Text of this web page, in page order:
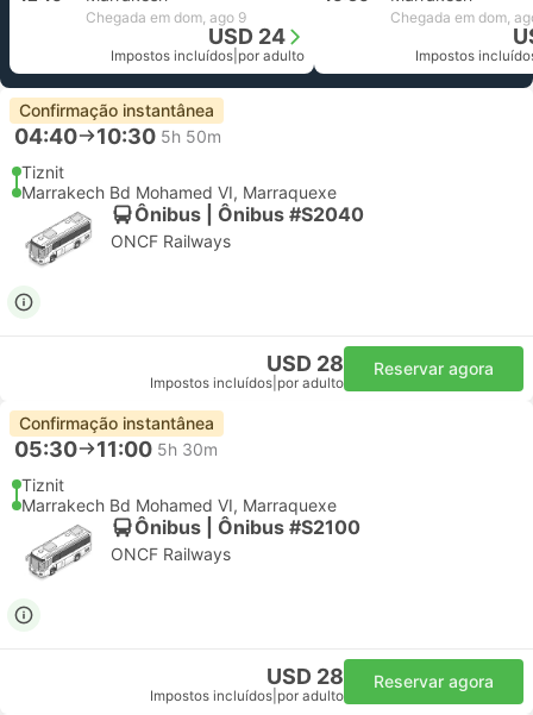
Chegada em dom, ago 9
USD 24
Impostos incluídos por adulto
Chegada em dom,
Impostos
Confirmação instantânea
04:40 10:30 5h 50m
Tiznit
Marrakech Bd Mohamed VI, Marraquexe
Ônibus | Ônibus #S2040
ONCF Railways
USD 28
Impostos incluídos por adulto
Reservar agora
Confirmação instantânea
05:30 11:00 5h 30m
Tiznit
Marrakech Bd Mohamed VI, Marraquexe
Ônibus | Ônibus #S2100
ONCF Railways
USD 28
Impostos incluídos por adulto
Reservar agora